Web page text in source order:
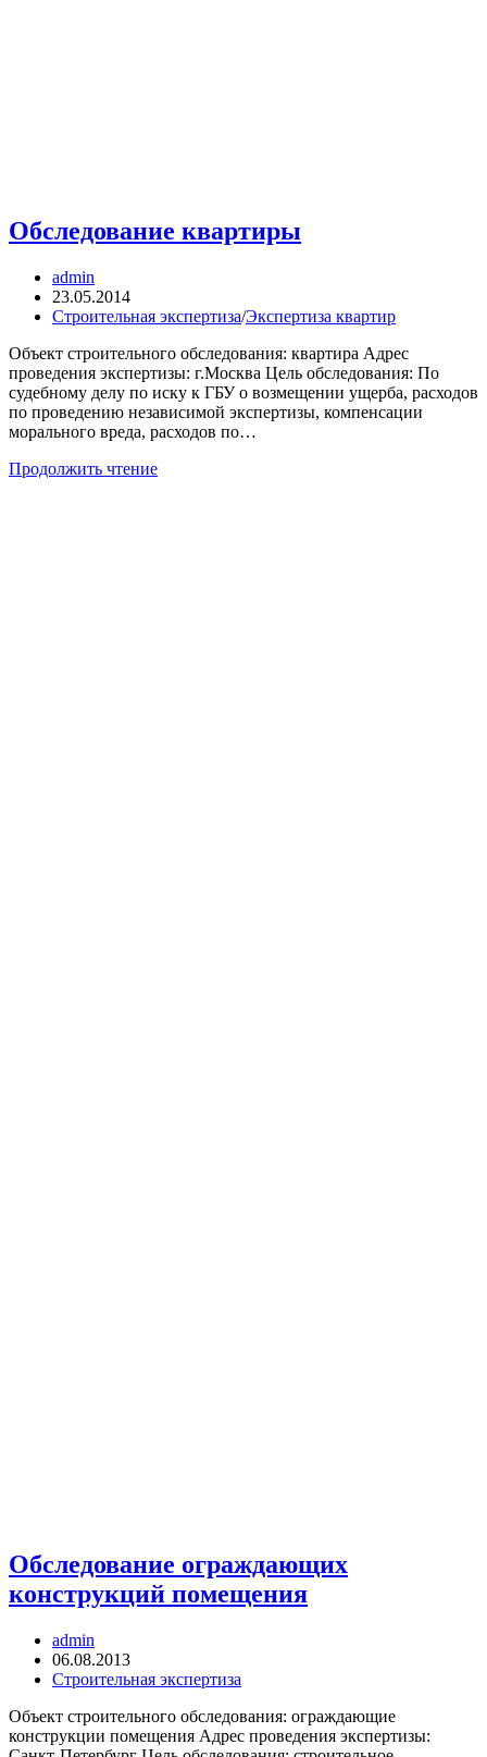
Обследование квартиры
Автор
записи:
admin
Запись
опубликована:
23.05.2014
Рубрика
Строительная экспертиза/Экспертиза квартир
Объект строительного обследования: квартира Адрес
проведения экспертизы: г.Москва Цель обследования: По
судебному делу по иску к ГБУ о возмещении ущерба, расходов
по проведению независимой экспертизы, компенсации
морального вреда, расходов по…
Продолжить чтениеОбследование
Обследование ограждающих
конструкций помещения
Автор
записи:
admin
Запись
опубликована:
06.08.2013
Рубрика
Строительная экспертиза
Объект строительного обследования: ограждающие
конструкции помещения Адрес проведения экспертизы: